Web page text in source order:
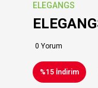
ELEGANGS
0 Yorum
%15 İndirim